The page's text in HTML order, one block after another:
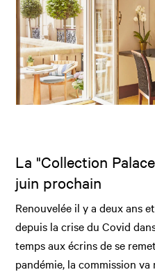
La "Collection
juin prochain
Renouvelée il y a deux ans
depuis la crise du Covid
temps aux écrins de se
pandémie, la commission